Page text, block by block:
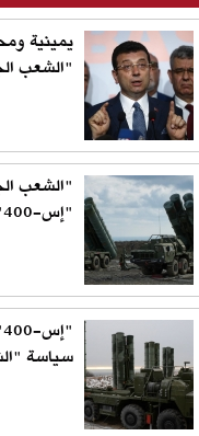
يمينية
"الشعب
"الشعب
"إس-400" وإعادة السفراء
سياسة